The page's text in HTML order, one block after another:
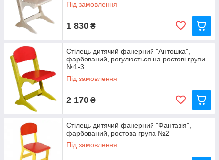
Під замовлення
1 830 ₴
Стілець дитячий фанерний "Антошка",
фарбований, регулюється на ростові групи
№1-3
Під замовлення
2 170 ₴
Стілець дитячий фанерний "Фантазія",
фарбований, ростова група №2
Під замовлення